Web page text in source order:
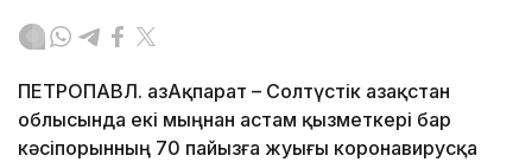
ПЕТРОПАВЛ. ҚазАқпарат – Солтүстік Қазақстан
облысында екі мыңнан астам қызметкері бар
кәсіпорынның 70 пайызға жуығы коронавирусқа